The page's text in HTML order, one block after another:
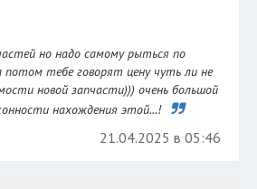
но надо самому рыться по
потом тебе говорят цену чуть ли не
новой запчасти))) очень большой
нахождения этой...!
21.04.2025 в 05:46